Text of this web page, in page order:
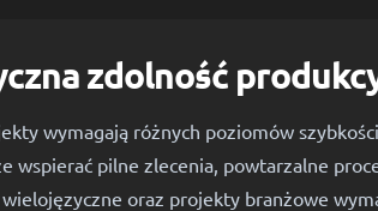
zdolność
wymagają różnych poziomów
wspierać pilne zlecenia, powtarzalne
oraz projekty branżowe